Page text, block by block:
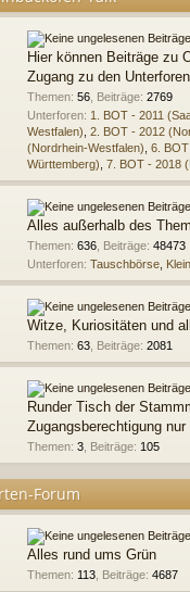
Hier können Beiträge zu
Zugang zu den
Themen: 56 Beiträge: 2769
Unterforen: 1. BOT - 2011
Westfalen) 2. BOT - 2012
(Nordrhein-Westfalen) 6.
Württemberg) 7. BOT - 2018
Alles außerhalb des
Themen: 636 Beiträge: 48473
Unterforen: Tauschbörse
Witze, Kuriositäten und
Themen: 63 Beiträge: 2081
Runder Tisch der
Zugangsberechtigung
Themen: 3 Beiträge: 105
Forum
Alles rund ums Grün
Themen: 113 Beiträge: 4687